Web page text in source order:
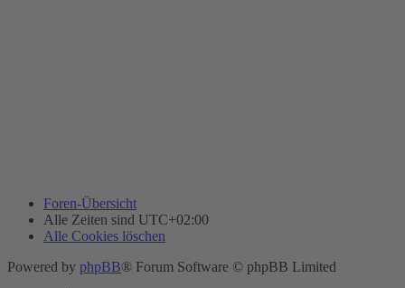
Foren-Übersicht
Alle Zeiten sind UTC+02:00
Alle Cookies löschen
Powered by phpBB® Forum Software © phpBB Limited